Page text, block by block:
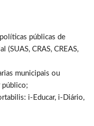
públicas de
(SUAS, CRAS, CREAS,
municipais ou
público;
i-Educar, i-Diário,